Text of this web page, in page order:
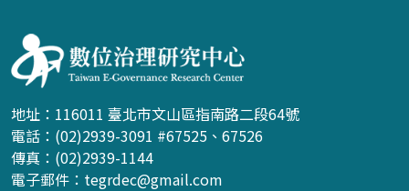
地址：116011 臺北市文山區指南路二段64號
電話：(02)2939-3091 #67525、67526
傳真：(02)2939-1144
電子郵件： tegrdec@gmail.com